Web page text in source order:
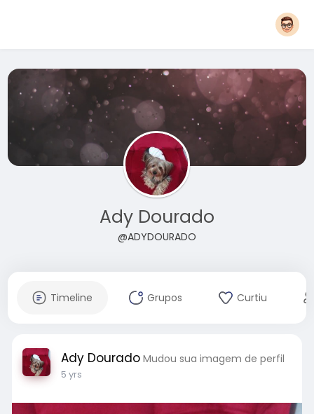
Ady Dourado
@ADYDOURADO
Timeline Grupos Curtiu
Ady Dourado Mudou sua imagem de perfil
5 yrs